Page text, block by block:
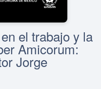
el trabajo y la
Amicorum:
Jorge